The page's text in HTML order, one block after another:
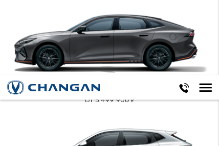
UNI-V
От 3 499 900₽